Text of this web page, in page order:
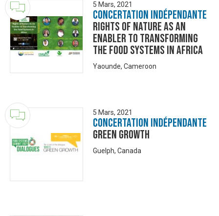
5 Mars, 2021
Concertation Indépendante
Rights of Nature as An
Enabler to Transforming
the Food Systems in Africa
Yaounde, Cameroon
5 Mars, 2021
Concertation Indépendante
Green Growth
Guelph, Canada